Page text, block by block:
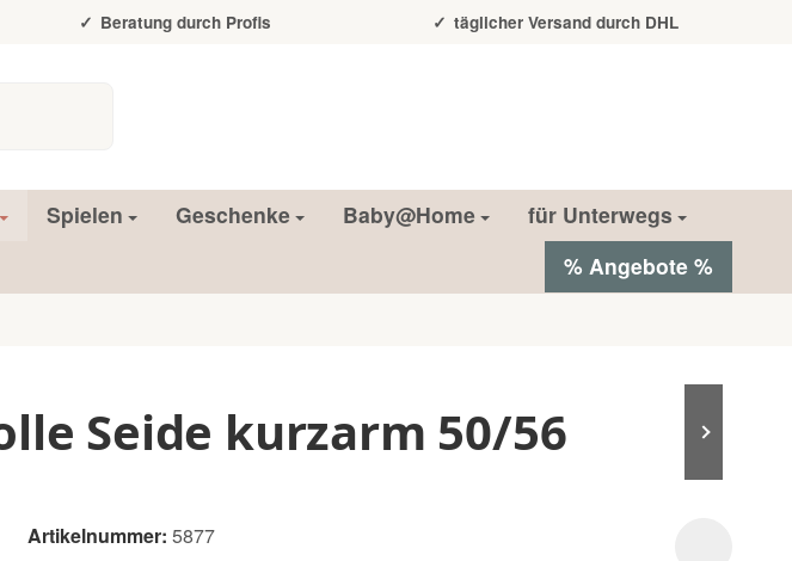
Beratung durch Profis täglicher Versand durch DHL
Spielen Geschenke Baby@Home
für Unterwegs
% Angebote %
Seide kurzarm 50/56
Artikelnummer: 5877